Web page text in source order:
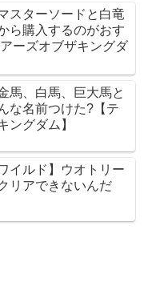
スターソードと白竜
ら購入するのがおす
ーズオブザキングダ
馬、白馬、巨大馬と
な名前つけた?【テ
ングダム】
イルド】ウオトリー
リアできないんだ